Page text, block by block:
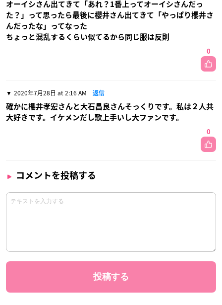
オーイシさん出てきて「あれ？1番上ってオーイシさんだっ
た？」って思ったら最後に櫻井さん出てきて「やっぱり櫻井さ
んだったな」ってなった
ちょっと混乱するくらい似てるから同じ服は反則
0
2020年7月28日 at 2:16 AM 返信
確かに櫻井孝宏さんと大石昌良さんそっくりです。私は２人共
大好きです。イケメンだし歌上手いし大ファンです。
0
コメントを投稿する